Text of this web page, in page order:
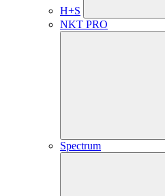
H+S
NKT PRO
Spectrum